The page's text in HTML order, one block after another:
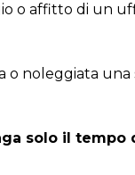
o affitto di un
noleggiata una
solo il